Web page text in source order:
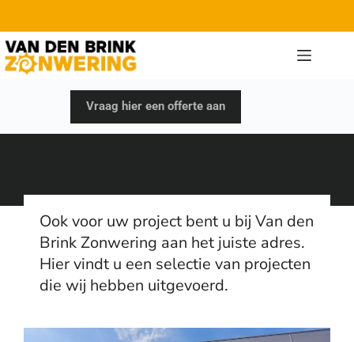
Vraag hier een offerte aan
Ook voor uw project bent u bij Van den
Brink Zonwering aan het juiste adres.
Hier vindt u een selectie van projecten
die wij hebben uitgevoerd.